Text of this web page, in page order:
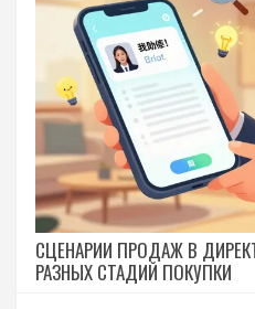
СЦЕНАРИИ ПРОДАЖ В
РАЗНЫХ СТАДИЙ ПОКУПКИ